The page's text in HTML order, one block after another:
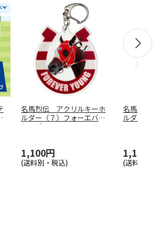
名馬烈伝 アクリルキーホ
ルダー（７）フォーエバー
ヤング
1,100円
(送料別・税込)
名馬烈伝
ルダー（１
1,100円
(送料別・税